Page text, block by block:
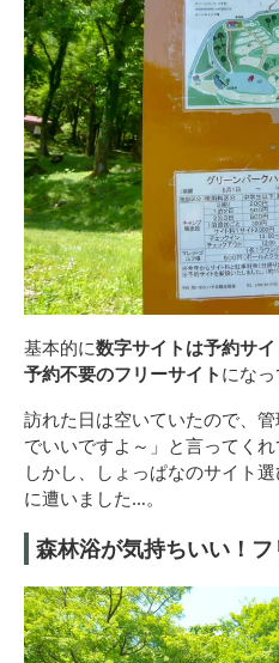
基本的に数字サイトは予約サ
予約不要のフリーサイト になっ
訪れた日は空いていたので、
でいいですよ～」と言ってく
しかし、しょっぱなのサイト
に遭いました…。
森林浴が気持ちいい！フ